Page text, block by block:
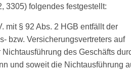
3305) folgendes festgestellt:
mit § 92 Abs. 2 HGB entfällt der
bzw. Versicherungsvertreters auf
des Geschäfts
und soweit die Nichtausführung